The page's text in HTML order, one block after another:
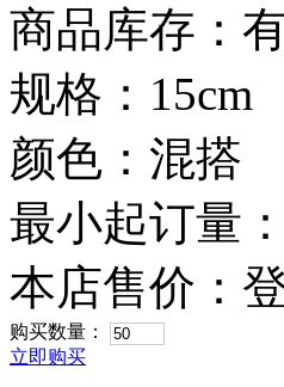
商品库存：
规格：15cm
颜色：混搭
最小起订量
本店售价：
购买数量：
立即购买